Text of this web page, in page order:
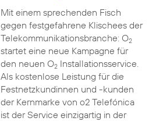
Mit einem sprechenden Fisch
gegen festgefahrene Klischees der
Telekommunikationsbranche: O2
startet eine neue Kampagne für
den neuen O2Installationsservice.
Als kostenlose Leistung für die
Festnetzkundinnen und -kunden
der Kernmarke von o2 Telefónica
ist der Service einzigartig in der